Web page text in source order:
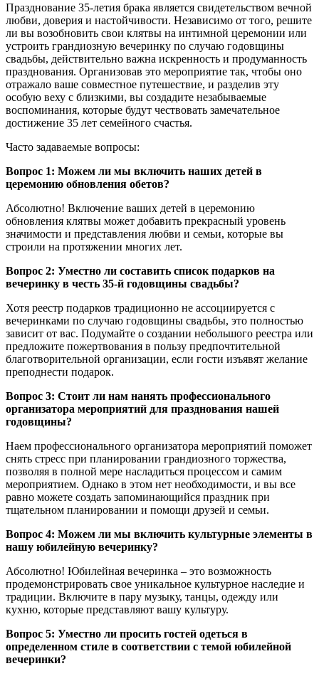
Празднование 35-летия брака является свидетельством вечной
любви, доверия и настойчивости. Независимо от того, решите
ли вы возобновить свои клятвы на интимной церемонии или
устроить грандиозную вечеринку по случаю годовщины
свадьбы, действительно важна искренность и продуманность
празднования. Организовав это мероприятие так, чтобы оно
отражало ваше совместное путешествие, и разделив эту
особую веху с близкими, вы создадите незабываемые
воспоминания, которые будут чествовать замечательное
достижение 35 лет семейного счастья.
Часто задаваемые вопросы:
Вопрос 1: Можем ли мы включить наших детей в
церемонию обновления обетов?
Абсолютно! Включение ваших детей в церемонию
обновления клятвы может добавить прекрасный уровень
значимости и представления любви и семьи, которые вы
строили на протяжении многих лет.
Вопрос 2: Уместно ли составить список подарков на
вечеринку в честь 35-й годовщины свадьбы?
Хотя реестр подарков традиционно не ассоциируется с
вечеринками по случаю годовщины свадьбы, это полностью
зависит от вас. Подумайте о создании небольшого реестра или
предложите пожертвования в пользу предпочтительной
благотворительной организации, если гости изъявят желание
преподнести подарок.
Вопрос 3: Стоит ли нам нанять профессионального
организатора мероприятий для празднования нашей
годовщины?
Наем профессионального организатора мероприятий поможет
снять стресс при планировании грандиозного торжества,
позволяя в полной мере насладиться процессом и самим
мероприятием. Однако в этом нет необходимости, и вы все
равно можете создать запоминающийся праздник при
тщательном планировании и помощи друзей и семьи.
Вопрос 4: Можем ли мы включить культурные элементы в
нашу юбилейную вечеринку?
Абсолютно! Юбилейная вечеринка – это возможность
продемонстрировать свое уникальное культурное наследие и
традиции. Включите в пару музыку, танцы, одежду или
кухню, которые представляют вашу культуру.
Вопрос 5: Уместно ли просить гостей одеться в
определенном стиле в соответствии с темой юбилейной
вечеринки?